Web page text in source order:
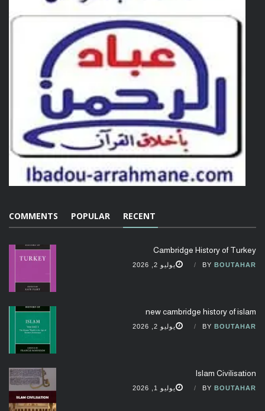
RECENT
POPULAR
COMMENTS
Cambridge History of Turkey
BY BOUTAHAR يوليو 2, 2026
new cambridge history of islam
BY BOUTAHAR يوليو 2, 2026
Islam Civilisation
BY BOUTAHAR يوليو 1, 2026